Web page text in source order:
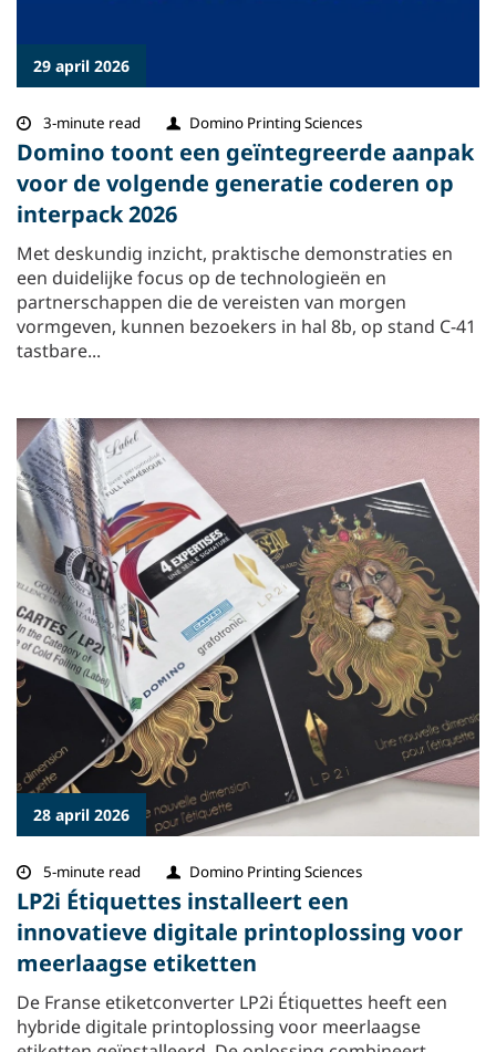
29 april 2026
3-minute read Domino Printing Sciences
Domino toont een geïntegreerde aanpak
voor de volgende generatie coderen op
interpack 2026
Met deskundig inzicht, praktische demonstraties en
een duidelijke focus op de technologieën en
partnerschappen die de vereisten van morgen
vormgeven, kunnen bezoekers in hal 8b, op stand C-41
tastbare...
28 april 2026
5-minute read Domino Printing Sciences
LP2i Étiquettes installeert een
innovatieve digitale printoplossing voor
meerlaagse etiketten
De Franse etiketconverter LP2i Étiquettes heeft een
hybride digitale printoplossing voor meerlaagse